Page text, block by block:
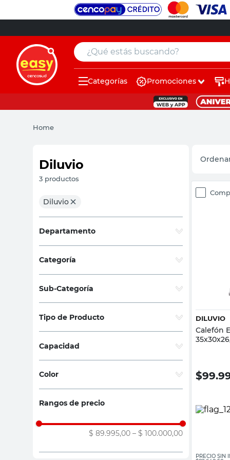
¿Qué estás buscando?
Categorías Promociones
Home
Diluvio
3 productos
Diluvio
Departamento
Categoría
Sub-Categoría
Tipo de Producto
Calefones a Gas
Capacidad
Color
Gris
Blanco (1)
Rangos de precio
$ 89.995,00 – $ 100.000,00
DILUVIO
Calefón
$
PRECIO SIN
muebles
espejo